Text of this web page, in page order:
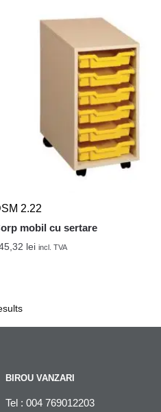
2.22
mobil cu sertare
lei incl. TVA
BIROU VANZARI
Tel : 004 769012203